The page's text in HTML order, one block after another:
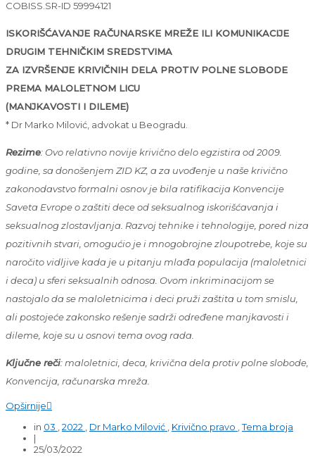
COBISS.SR-ID 59994121
ISKORIŠĆAVANJE RAČUNARSKE MREŽE ILI KOMUNIKACIJE
DRUGIM TEHNIČKIM SREDSTVIMA
ZA IZVRŠENJE KRIVIČNIH DELA PROTIV POLNE SLOBODE
PREMA MALOLETNOM LICU
(MANJKAVOSTI I DILEME)
* Dr Marko Milović, advokat u Beogradu.
Rezime: Ovo relativno novije krivično delo egzistira od 2009.
godine, sa donošenjem ZID KZ, a za uvođenje u naše krivično
zakonodavstvo formalni osnov je bila ratifikacija Konvencije
Saveta Evrope o zaštiti dece od seksualnog iskorišćavanja i
seksualnog zlostavljanja. Razvoj tehnike i tehnologije, pored niza
pozitivnih stvari, omogućio je i mnogobrojne zloupotrebe, koje su
naročito vidljive kada je u pitanju mlađa populacija (maloletnici
i deca) u sferi seksualnih odnosa. Ovom inkriminacijom se
nastojalo da se maloletnicima i deci pruži zaštita u tom smislu,
ali postojeće zakonsko rešenje sadrži određene manjkavosti i
dileme, koje su u osnovi tema ovog rada.
Ključne reči: maloletnici, deca, krivična dela protiv polne slobode,
Konvencija, računarska mreža.
Opširnije
in 03 2022 Dr Marko Milović Krivično pravo
Tema broja
|
25/03/2022